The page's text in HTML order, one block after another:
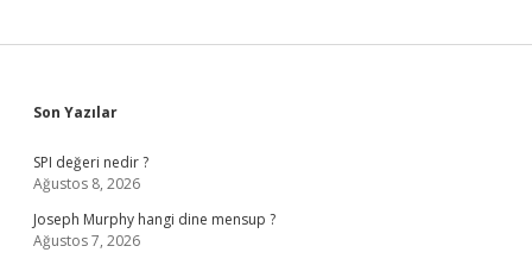
Sidebar
Son Yazılar
SPI değeri nedir ?
Ağustos 8, 2026
Joseph Murphy hangi dine mensup ?
Ağustos 7, 2026